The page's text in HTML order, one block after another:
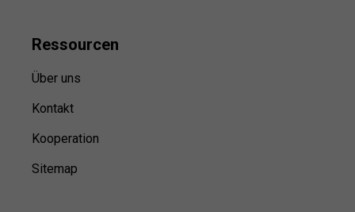
Ressourcen
Über uns
Kontakt
Kooperation
Sitemap